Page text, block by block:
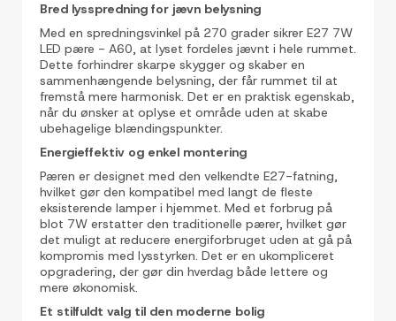
Bred lysspredning for jævn belysning
Med en spredningsvinkel på 270 grader sikrer E27 7W
LED pære - A60, at lyset fordeles jævnt i hele rummet.
Dette forhindrer skarpe skygger og skaber en
sammenhængende belysning, der får rummet til at
fremstå mere harmonisk. Det er en praktisk egenskab,
når du ønsker at oplyse et område uden at skabe
ubehagelige blændingspunkter.
Energieffektiv og enkel montering
Pæren er designet med den velkendte E27-fatning,
hvilket gør den kompatibel med langt de fleste
eksisterende lamper i hjemmet. Med et forbrug på
blot 7W erstatter den traditionelle pærer, hvilket gør
det muligt at reducere energiforbruget uden at gå på
kompromis med lysstyrken. Det er en ukompliceret
opgradering, der gør din hverdag både lettere og
mere økonomisk.
Et stilfuldt valg til den moderne bolig